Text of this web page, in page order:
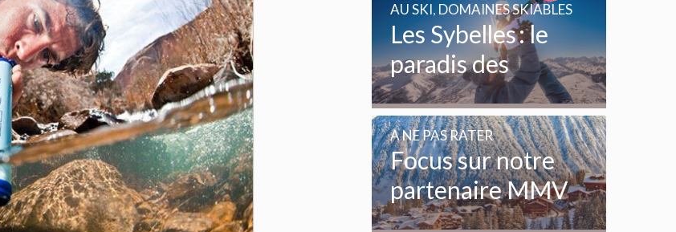
Les Sybelles : le
paradis des
enfants et des
amoureux de la
glisse
AU SKI, DOMAINES SKIABLES
Focus sur notre
partenaire MMV
A NE PAS RATER